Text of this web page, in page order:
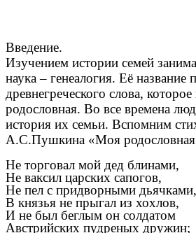
Введение.
Изучением истории семей
наука – генеалогия. Её название
древнегреческого слова,
родословная. Во все времена
история их семьи. Вспомним
А.С.Пушкина «Моя
Не торговал мой дед блинами,
Не ваксил царских сапогов,
Не пел с придворными дьячками,
В князья не прыгал из хохлов,
И не был беглым он солдатом
Австрийских пудреных дружин;